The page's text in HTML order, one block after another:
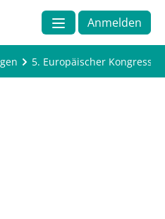
Anmelden
5. Europäischer Kongress